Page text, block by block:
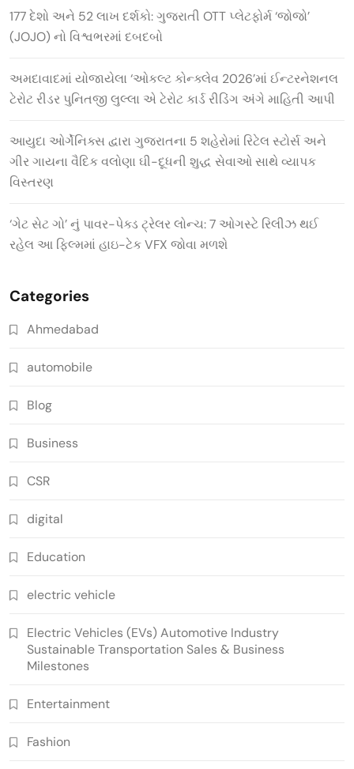
177 દેશો અને 52 લાખ દર્શકો: ગુજરાતી OTT પ્લેટફોર્મ ‘જોજો’
(JOJO) નો વિશ્વભરમાં દબદબો
અમદાવાદમાં યોજાયેલા ‘ઓકલ્ટ કોન્ક્લેવ 2026’માં ઈન્ટરનેશનલ
ટેરોટ રીડર પુનિતજી લુલ્લા એ ટેરોટ કાર્ડ રીડિંગ અંગે માહિતી આપી
આયુદા ઓર્ગેનિક્સ દ્વારા ગુજરાતના 5 શહેરોમાં રિટેલ સ્ટોર્સ અને
ગીર ગાયના વૈદિક વલોણા ઘી-દૂધની શુદ્ધ સેવાઓ સાથે વ્યાપક
વિસ્તરણ
‘ગેટ સેટ ગો’ નું પાવર-પેક્ડ ટ્રેલર લોન્ચ: 7 ઓગસ્ટે રિલીઝ થઈ
રહેલ આ ફિલ્મમાં હાઇ-ટેક VFX જોવા મળશે
Categories
Ahmedabad
automobile
Blog
Business
CSR
digital
Education
electric vehicle
Electric Vehicles (EVs) Automotive Industry
Sustainable Transportation Sales & Business
Milestones
Entertainment
Fashion